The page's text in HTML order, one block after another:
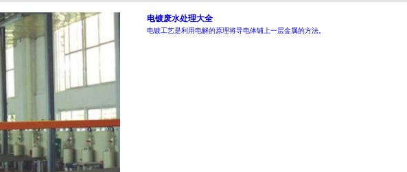
电镀废水处理大全
电镀工艺是利用电解的原理将导电体铺上一层金属的方法。